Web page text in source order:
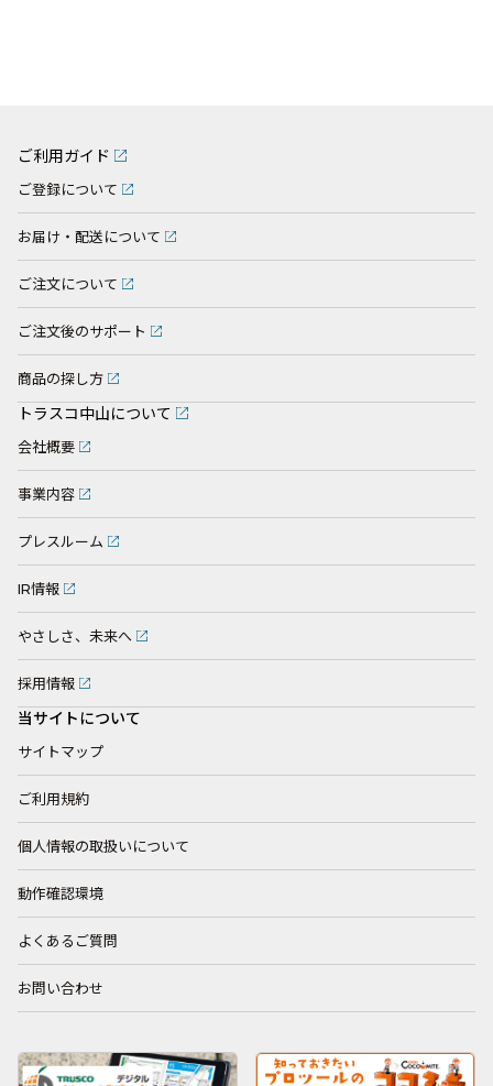
ご利用ガイド
ご登録について
お届け・配送について
ご注文について
ご注文後のサポート
商品の探し方
トラスコ中山について
会社概要
事業内容
プレスルーム
IR情報
やさしさ、未来へ
採用情報
当サイトについて
サイトマップ
ご利用規約
個人情報の取扱いについて
動作確認環境
よくあるご質問
お問い合わせ